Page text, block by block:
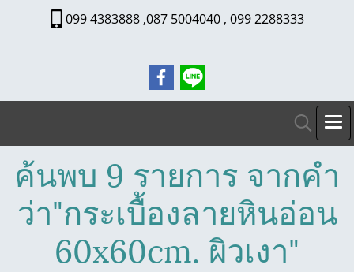
099 4383888 ,087 5004040 , 099 2288333
ค้นพบ 9 รายการ จากคำ
ว่า"กระเบื้องลายหินอ่อน
60x60cm. ผิวเงา"